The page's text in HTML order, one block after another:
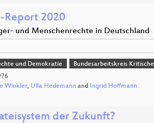
2020
und Menschenrechte in Deutschland
und Demokratie
Bundesarbeitskreis
Winkler, Ulla Hedemann and Ingrid Hoffmann
der Zukunft?